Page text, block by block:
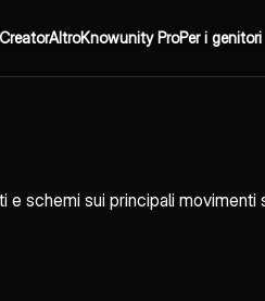
AltroKnowunity ProPer i genitori
schemi sui principali